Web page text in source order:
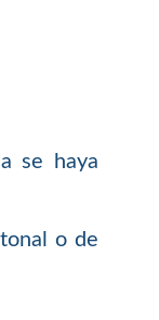
se haya
o de